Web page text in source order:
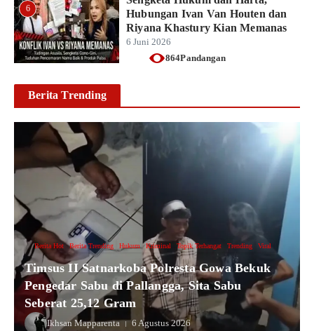
6
Hubungan Ivan Van Houten dan
Riyana Khastury Kian Memanas
6 Juni 2026
864Pandangan
Berita Trending
Berita Hot Berita Trending Hukum Kriminal Topik Terhangat Trending Viral
Timsus II Satnarkoba Polresta Gowa Bekuk
Pengedar Sabu di Pallangga, Sita Sabu
Seberat 25,12 Gram
Ikhsan Mapparenta 6 Agustus 2026